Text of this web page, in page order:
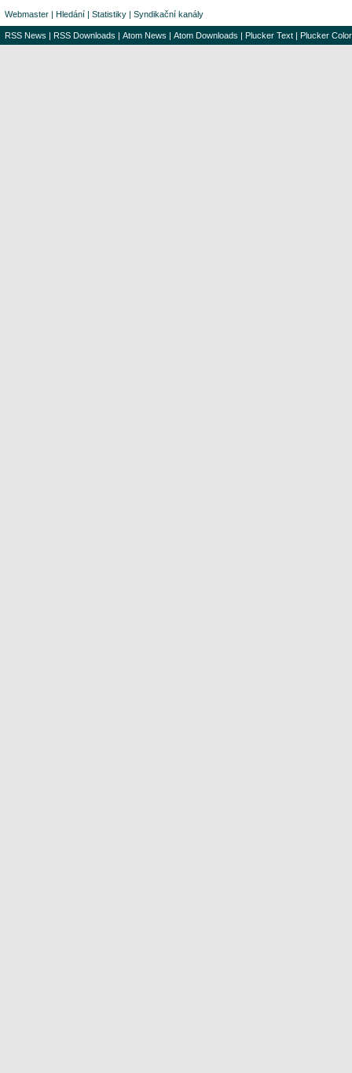
Webmaster | Hledání | Statistiky | Syndikační kanály
RSS News | RSS Downloads | Atom News | Atom Downloads | Plucker Text | Plucker Color